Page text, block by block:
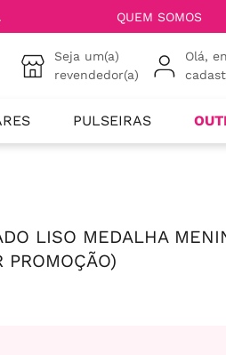
QUEM SOMOS
Seja um(a)
revendedor(a)
Olá,
PULSEIRAS
LISO MEDALHA
PROMOÇÃO)